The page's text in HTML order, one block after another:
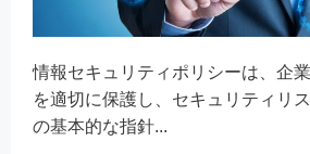
情報セキュリティポリシーは、企
を適切に保護し、セキュリティリ
の基本的な指針...